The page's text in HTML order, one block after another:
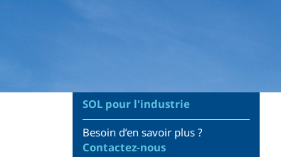
SOL pour l'industrie
Besoin d’en savoir plus ?
Contactez-nous